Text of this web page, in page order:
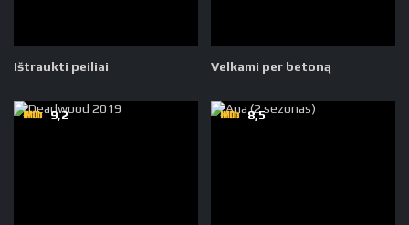
Ištraukti peiliai Velkami per betoną
9,2 8,5